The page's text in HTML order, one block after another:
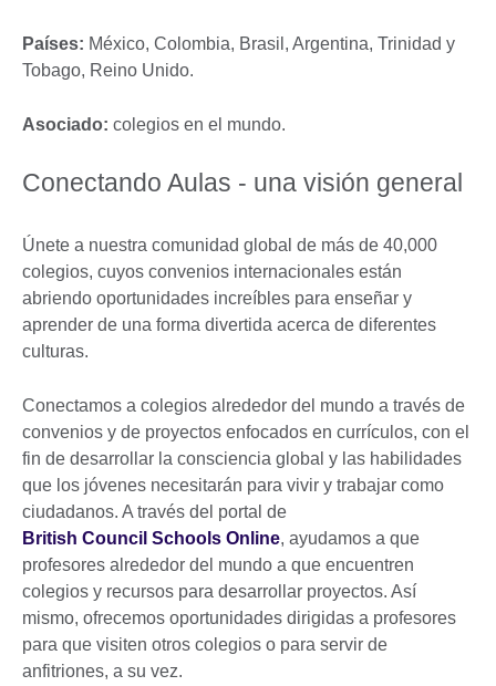
Países: México, Colombia, Brasil, Argentina, Trinidad y
Tobago, Reino Unido.
Asociado: colegios en el mundo.
Conectando Aulas - una visión general
Únete a nuestra comunidad global de más de 40,000
colegios, cuyos convenios internacionales están
abriendo oportunidades increíbles para enseñar y
aprender de una forma divertida acerca de diferentes
culturas.
Conectamos a colegios alrededor del mundo a través de
convenios y de proyectos enfocados en currículos, con el
fin de desarrollar la consciencia global y las habilidades
que los jóvenes necesitarán para vivir y trabajar como
ciudadanos. A través del portal de
British Council Schools Online, ayudamos a que
profesores alrededor del mundo a que encuentren
colegios y recursos para desarrollar proyectos. Así
mismo, ofrecemos oportunidades dirigidas a profesores
para que visiten otros colegios o para servir de
anfitriones, a su vez.